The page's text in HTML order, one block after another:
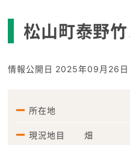
松山町泰野
情報公開日 2025年09月26日
所在地
現況地目 畑